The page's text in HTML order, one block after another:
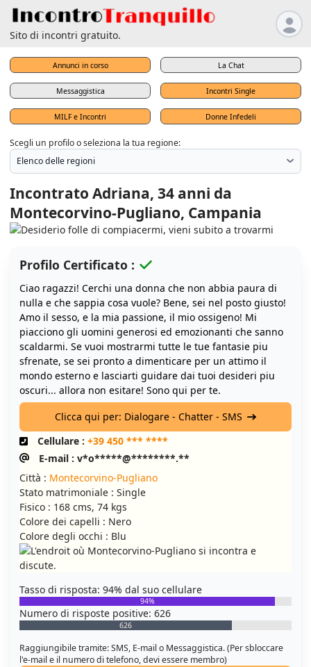
Sito di incontri gratuito.
Annunci in corso La Chat
Messaggistica Incontri Single
MILF e Incontri Donne Infedeli
Scegli un profilo o seleziona la tua regione:
Incontrato Adriana, 34 anni da
Montecorvino-Pugliano, Campania
Profilo Certificato :
Ciao ragazzi! Cerchi una donna che non abbia paura di
nulla e che sappia cosa vuole? Bene, sei nel posto giusto!
Amo il sesso, e la mia passione, il mio ossigeno! Mi
piacciono gli uomini generosi ed emozionanti che sanno
scaldarmi. Se vuoi mostrarmi tutte le tue fantasie piu
sfrenate, se sei pronto a dimenticare per un attimo il
mondo esterno e lasciarti guidare dai tuoi desideri piu
oscuri... allora non esitare! Sono qui per te.
Clicca qui per: Dialogare - Chatter - SMS
Cellulare : +39 450 *** ****
E-mail : v*o*****@********.**
Città : Montecorvino-Pugliano
Stato matrimoniale : Single
Fisico : 168 cms, 74 kgs
Colore dei capelli : Nero
Colore degli occhi : Blu
Tasso di risposta: 94% dal suo cellulare
94%
Numero di risposte positive: 626
626
Raggiungibile tramite: SMS, E-mail o Messaggistica. (Per sbloccare
l'e-mail e il numero di telefono, devi essere membro)